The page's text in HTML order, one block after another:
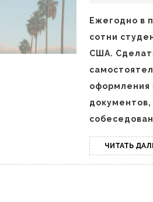
Ежегодно в
сотни
США.
оформления
ЧИТАТЬ